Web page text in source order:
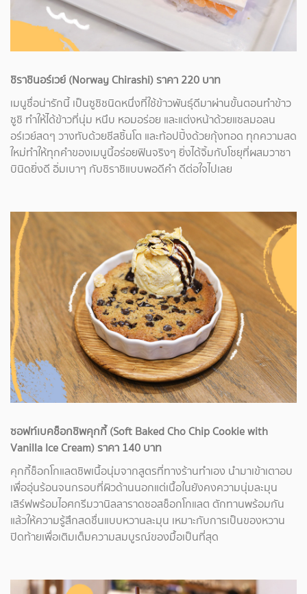
ชิราชินอร์เวย์ (Norway Chirashi) ราคา 220 บาท
เมนูชื่อน่ารักนี้ เป็นซูชิชนิดหนึ่งที่ใช้ข้าวพันธุ์ดีมาผ่านขั้นตอนทำข้าว
ซูชิ ทำให้ได้ข้าวที่นุ่ม หนึบ หอมอร่อย และแต่งหน้าด้วยแซลมอลน
อร์เวย์สดๆ วางทับด้วยชีสชิ้นโต และท้อปปิ้งด้วยกุ้งทอด ทุกความสด
ใหม่ทำให้ทุกคำของเมนูนี้อร่อยฟินจริงๆ ยิ่งได้จิ้มกับโชยุที่ผสมวาซา
บินิดยิ่งดี อิ่มเบาๆ กับชิราชิแบบพอดีคำ ดีต่อใจไปเลย
ซอฟท์เบคช็อกชิพคุกกี้ (Soft Baked Cho Chip Cookie with
Vanilla Ice Cream) ราคา 140 บาท
คุกกี้ช็อกโกแลตชิพเนื้อนุ่มจากสูตรที่ทางร้านทำเอง นำมาเข้าเตาอบ
เพื่ออุ่นร้อนจนกรอบที่ผิวด้านนอกแต่เนื้อในยังคงความนุ่มละมุน
เสิร์ฟพร้อมไอศกรีมวานิลลาราดซอสช็อกโกแลต ตักทานพร้อมกัน
แล้วให้ความรู้สึกสดชื่นแบบหวานละมุน เหมาะกับการเป็นของหวาน
ปิดท้ายเพื่อเติมเต็มความสมบูรณ์ของมื้อเป็นที่สุด